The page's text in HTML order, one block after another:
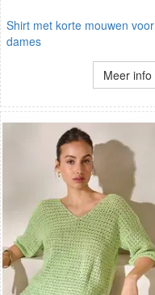
Shirt met korte mouwen voor
dames
Meer info